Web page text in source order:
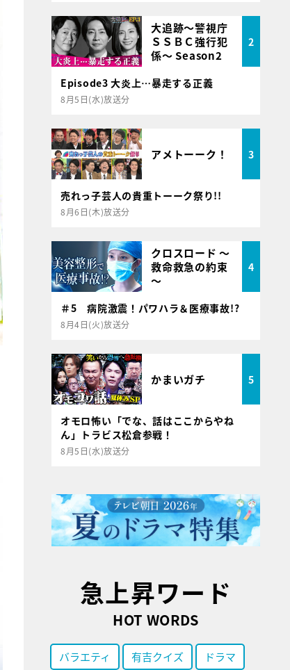
大追跡～警視庁
ＳＳＢＣ強行犯
係～ Season2
2
Episode3 大炎上…暴走する正義
8月5日(水)放送分
アメトーーク！ 3
売れっ子芸人の貴重トーーク祭り!!
8月6日(木)放送分
クロスロード ～
救命救急の約束
～
4
＃5 病院激震！パワハラ＆医療事故!?
8月4日(火)放送分
かまいガチ 5
オモロ怖い「でな、話はここからやね
ん」トラビス松倉参戦！
8月5日(水)放送分
急上昇ワード
HOT WORDS
バラエティ 有吉クイズ ドラマ